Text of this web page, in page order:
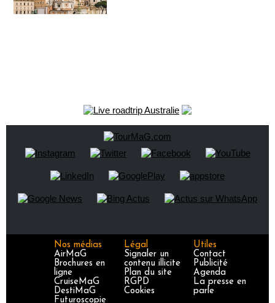
Nos médias
AirMaG
Brochures en
ligne
CruiseMaG
DestiMaG
Futuroscopie
Légal
Signaler un
contenu illicite
Plan du site
RGPD
Cookies
Utiles
Contact
Publicité
Agenda
La presse en
parle